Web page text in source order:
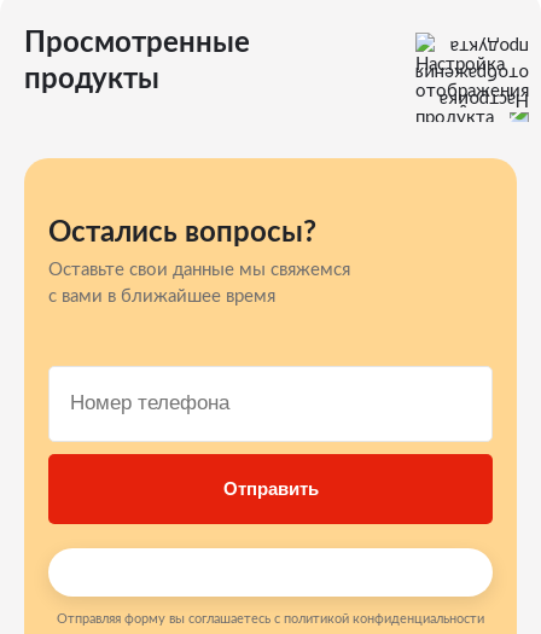
Просмотренные
продукты
Остались вопросы?
Оставьте свои данные мы свяжемся
с вами в ближайшее время
Отправляя форму вы соглашаетесь с политикой конфиденциальности